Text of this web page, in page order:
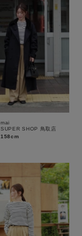
KIDS
mai
SUPER SHOP 鳥取店
158cm